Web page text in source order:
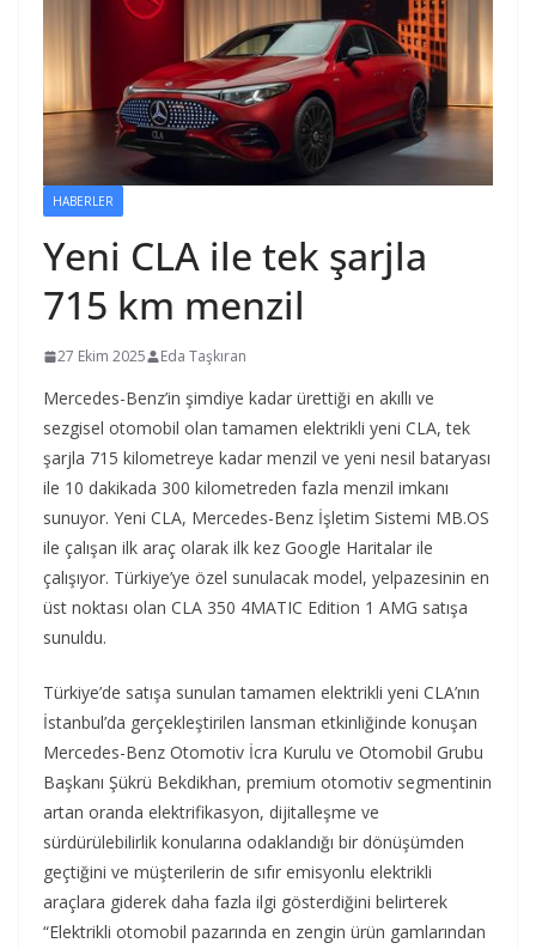
HABERLER
Yeni CLA ile tek şarjla
715 km menzil
27 Ekim 2025 Eda Taşkıran
Mercedes-Benz’in şimdiye kadar ürettiği en akıllı ve
sezgisel otomobil olan tamamen elektrikli yeni CLA, tek
şarjla 715 kilometreye kadar menzil ve yeni nesil bataryası
ile 10 dakikada 300 kilometreden fazla menzil imkanı
sunuyor. Yeni CLA, Mercedes-Benz İşletim Sistemi MB.OS
ile çalışan ilk araç olarak ilk kez Google Haritalar ile
çalışıyor. Türkiye’ye özel sunulacak model, yelpazesinin en
üst noktası olan CLA 350 4MATIC Edition 1 AMG satışa
sunuldu.
Türkiye’de satışa sunulan tamamen elektrikli yeni CLA’nın
İstanbul’da gerçekleştirilen lansman etkinliğinde konuşan
Mercedes-Benz Otomotiv İcra Kurulu ve Otomobil Grubu
Başkanı Şükrü Bekdikhan, premium otomotiv segmentinin
artan oranda elektrifikasyon, dijitalleşme ve
sürdürülebilirlik konularına odaklandığı bir dönüşümden
geçtiğini ve müşterilerin de sıfır emisyonlu elektrikli
araçlara giderek daha fazla ilgi gösterdiğini belirterek
“Elektrikli otomobil pazarında en zengin ürün gamlarından